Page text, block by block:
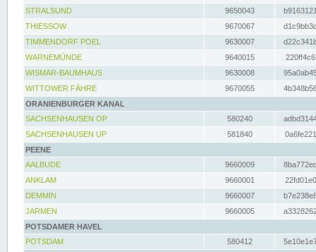
STRALSUND
9650043
THIESSOW
9670067
TIMMENDORF POEL
9630007
WARNEMÜNDE
9640015
WISMAR-BAUMHAUS
9630008
WITTOWER FÄHRE
9670055
ORANIENBURGER KANAL
SACHSENHAUSEN OP
580240
SACHSENHAUSEN UP
581840
PEENE
AALBUDE
9660009
ANKLAM
9660001
DEMMIN
9660007
JARMEN
9660005
POTSDAMER HAVEL
POTSDAM
580412